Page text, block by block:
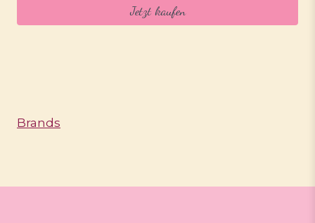
Jetzt kaufen
Brands